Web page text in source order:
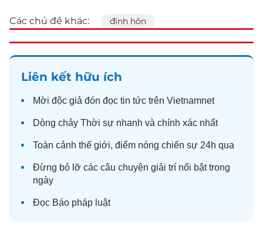
Các chủ đề khác: đính hôn
Liên kết hữu ích
Mời độc giả đón đọc tin tức trên Vietnamnet
Dòng chảy Thời sự nhanh và chính xác nhất
Toàn cảnh thế giới, điểm nóng chiến sự 24h qua
Đừng bỏ lỡ các câu chuyện giải trí nổi bật trong
ngày
Đọc Báo pháp luật